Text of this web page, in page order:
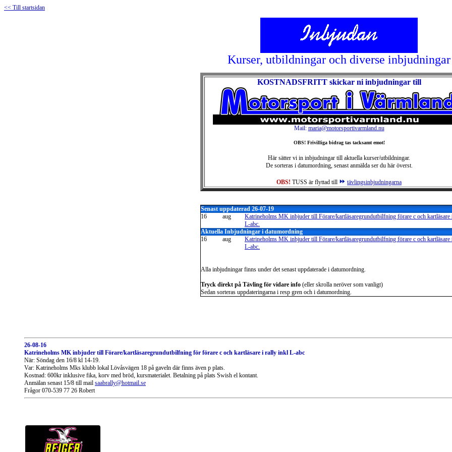
<< Till startsidan
Kurser, utbildningar och diverse inbjudningar
KOSTNADSFRITT skickar ni inbjudningar till
Mail: maria@motorsportivarmland.nu
OBS! Frivilliga bidrag tas tacksamt emot!
Här sätter vi in inbjudningar till aktuella kurser/utbildningar.
De sorteras i datumordning, senast anmälda ser du här överst.
OBS! TUSS är flyttad till tävlingsinbjudningarna
Senast uppdaterad 26-07-19
16
aug
Katrineholms MK inbjuder till Förare/kartläsaregrundutbilfning förare c och
L-abc.
Aktuella Inbjudningar i datumordning
16
aug
Katrineholms MK inbjuder till Förare/kartläsaregrundutbilfning förare c och
L-abc.
Alla inbjudningar finns under det senast uppdaterade i datumordning.
Tryck direkt på Tävling för vidare info (eller skrolla neröver som vanligt)
Sedan sorteras uppdateringarna i resp gren och i datumordning.
26-08-16
Katrineholms MK inbjuder till Förare/kartläsaregrundutbilfning för förare c och kartläsare i rally inkl L-abc
När: Söndag den 16/8 kl 14-19.
Var: Katrineholms Mks klubb lokal Lövåsvägen 18 på gaveln där finns även p plats.
Kostnad: 600kr inklusive fika, korv med bröd, kursmaterialet. Betalning på plats Swish el kontant.
Anmälan senast 15/8 till mail saabrally@hotmail.se
Frågor 070-539 77 26 Robert